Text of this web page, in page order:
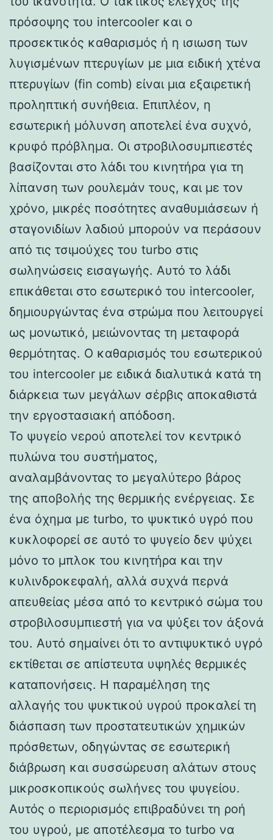
πρόσοψης του intercooler και ο
προσεκτικός καθαρισμός ή η ισιωση των
λυγισμένων πτερυγίων με μια ειδική χτένα
πτερυγίων (fin comb) είναι μια εξαιρετική
προληπτική συνήθεια. Επιπλέον, η
εσωτερική μόλυνση αποτελεί ένα συχνό,
κρυφό πρόβλημα. Οι στροβιλοσυμπιεστές
βασίζονται στο λάδι του κινητήρα για τη
λίπανση των ρουλεμάν τους, και με τον
χρόνο, μικρές ποσότητες αναθυμιάσεων ή
σταγονιδίων λαδιού μπορούν να περάσουν
από τις τσιμούχες του turbo στις
σωληνώσεις εισαγωγής. Αυτό το λάδι
επικάθεται στο εσωτερικό του intercooler,
δημιουργώντας ένα στρώμα που λειτουργεί
ως μονωτικό, μειώνοντας τη μεταφορά
θερμότητας. Ο καθαρισμός του εσωτερικού
του intercooler με ειδικά διαλυτικά κατά τη
διάρκεια των μεγάλων σέρβις αποκαθιστά
την εργοστασιακή απόδοση.
Το ψυγείο νερού αποτελεί τον κεντρικό
πυλώνα του συστήματος,
αναλαμβάνοντας το μεγαλύτερο βάρος
της αποβολής της θερμικής ενέργειας. Σε
ένα όχημα με turbo, το ψυκτικό υγρό που
κυκλοφορεί σε αυτό το ψυγείο δεν ψύχει
μόνο το μπλοκ του κινητήρα και την
κυλινδροκεφαλή, αλλά συχνά περνά
απευθείας μέσα από το κεντρικό σώμα του
στροβιλοσυμπιεστή για να ψύξει τον άξονά
του. Αυτό σημαίνει ότι το αντιψυκτικό υγρό
εκτίθεται σε απίστευτα υψηλές θερμικές
καταπονήσεις. Η παραμέληση της
αλλαγής του ψυκτικού υγρού προκαλεί τη
διάσπαση των προστατευτικών χημικών
πρόσθετων, οδηγώντας σε εσωτερική
διάβρωση και συσσώρευση αλάτων στους
μικροσκοπικούς σωλήνες του ψυγείου.
Αυτός ο περιορισμός επιβραδύνει τη ροή
του υγρού, με αποτέλεσμα το turbo να